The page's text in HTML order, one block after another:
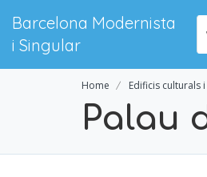
Barcelona Modernista
i Singular
Home Edificis culturals
Palau